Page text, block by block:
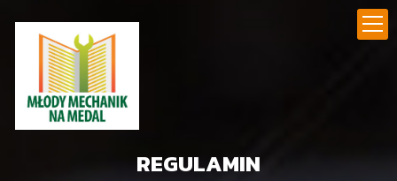
REGULAMIN